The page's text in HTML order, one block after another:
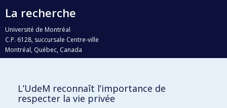
La recherche
Université de Montréal
C.P. 6128, succursale Centre-ville
Montréal, Québec, Canada
H3C 3J7
Qui fait quoi?
L’UdeM reconnaît l’importance de
respecter la vie privée